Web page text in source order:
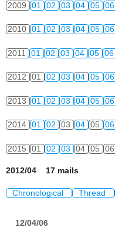
2009 01 02 03 04 05 06
2010 01 02 03 04 05 06
2011 01 02 03 04 05 06
2012 01 02 03 04 05 06
2013 01 02 03 04 05 06
2014 01 02 03 04 05 06
2015 01 02 03 04 05 06
2012/04 17 mails
Chronological Thread
12/04/06